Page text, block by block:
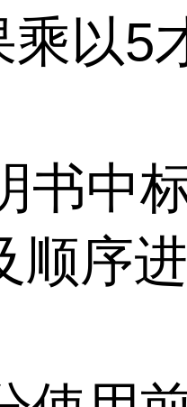
以5
书中
顺序